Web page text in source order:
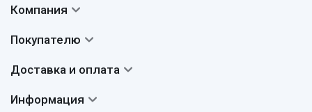
Компания
Авторы
Сертификаты
Покупателю
Вопросы и ответы
Доставка и оплата
Доставка
Информация